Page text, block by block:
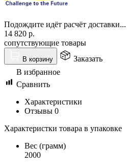
Подождите идёт расчёт доставки...
14 820 р.
сопутствующие товары
В корзину
Заказать
В избранное
Сравнить
Характеристики
Отзывы 0
Характеристки товара в упаковке
Вес (грамм)
2000